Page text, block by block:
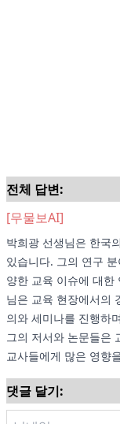
전체 답변:
[무물보AI]
박희광 선생님은 한국
있습니다. 그의 연구
양한 교육 이슈에 대한
님은 교육 현장에서의
의와 세미나를 진행하
그의 저서와 논문들은
교사들에게 많은 영향
댓글 달기: